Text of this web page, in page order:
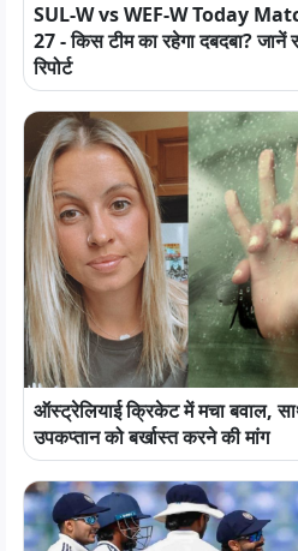
SUL-W vs WEF-W Today
27 - किस टीम का रहेगा दबदबा?
रिपोर्ट
ऑस्ट्रेलियाई क्रिकेट में मचा बवाल,
उपकप्तान को बर्खास्त करने की मांग